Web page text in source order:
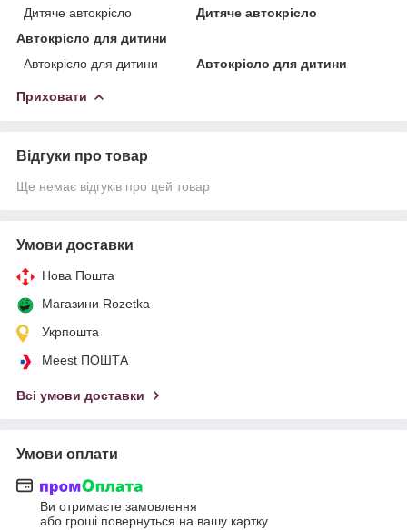
Дитяче автокрісло
Дитяче автокрісло
Автокрісло для дитини
Автокрісло для дитини
Автокрісло для дитини
Приховати
Відгуки про товар
Ще немає відгуків про цей товар
Умови доставки
Нова Пошта
Магазини Rozetka
Укрпошта
Meest ПОШТА
Всі умови доставки
Умови оплати
Ви отримаєте замовлення
або гроші повернуться на вашу картку